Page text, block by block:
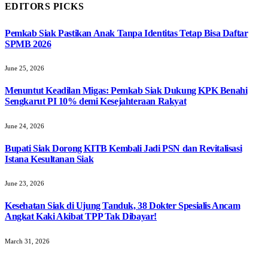
EDITORS PICKS
Pemkab Siak Pastikan Anak Tanpa Identitas Tetap Bisa Daftar
SPMB 2026
June 25, 2026
Menuntut Keadilan Migas: Pemkab Siak Dukung KPK Benahi
Sengkarut PI 10% demi Kesejahteraan Rakyat
June 24, 2026
Bupati Siak Dorong KITB Kembali Jadi PSN dan Revitalisasi
Istana Kesultanan Siak
June 23, 2026
Kesehatan Siak di Ujung Tanduk, 38 Dokter Spesialis Ancam
Angkat Kaki Akibat TPP Tak Dibayar!
March 31, 2026